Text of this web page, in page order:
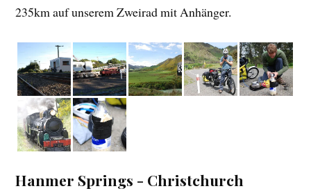
235km auf unserem Zweirad mit Anhänger.
Hanmer Springs - Christchurch